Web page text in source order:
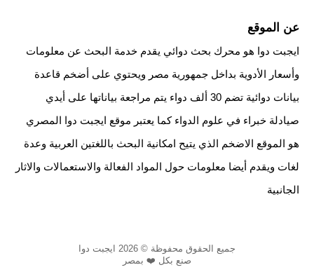
عن الموقع
ايجبت دوا هو محرك بحث دوائي يقدم خدمة البحث عن معلومات
وأسعار الأدوية بداخل جمهورية مصر ويحتوي على أضخم قاعدة
بيانات دوائية تضم 30 ألف دواء يتم مراجعة بياناتها على أيدي
صيادلة خبراء في علوم الدواء كما يعتبر موقع ايجبت دوا المصري
هو الموقع الاضخم الذي يتيح امكانية البحث باللغتين العربية وعدة
لغات ويقدم أيضا معلومات حول المواد الفعالة والاستعمالات والاثار
الجانبية
جميع الحقوق محفوظة © 2026 ايجبت دوا
صنع بكل ❤️ بمصر